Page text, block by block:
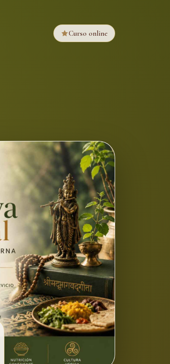
Curso online